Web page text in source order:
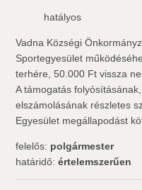
hatályos
Vadna Községi
Sportegyesület
terhére, 50.000 Ft vissza
A támogatás
elszámolásának részletes
Egyesület megállapodást
felelős: polgármester
határidő:értelemszerűen